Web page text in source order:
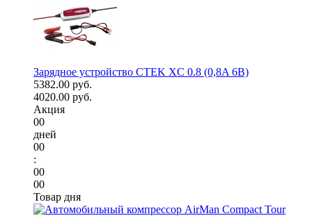
Зарядное устройство CTEK XC 0.8 (0,8A 6В)
5382.00 руб.
4020.00 руб.
Акция
00
дней
00
:
00
00
Товар дня